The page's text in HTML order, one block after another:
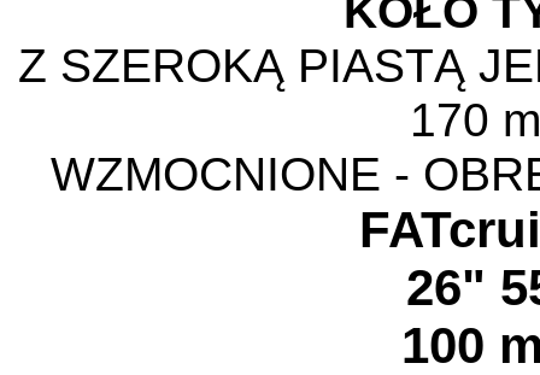
KOŁO
Z SZEROKĄ PIASTĄ
170
WZMOCNIONE -
26"
100